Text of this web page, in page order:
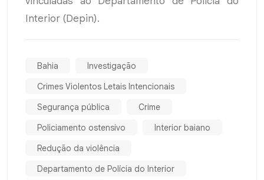
Interior (Depin).
Bahia
Investigação
Crimes Violentos Letais Intencionais
Segurança pública
Crime
Policiamento ostensivo
Interior baiano
Redução da violência
Departamento de Polícia do Interior